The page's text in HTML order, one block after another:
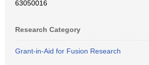
63050016
Research Category
Grant-in-Aid for Fusion Research